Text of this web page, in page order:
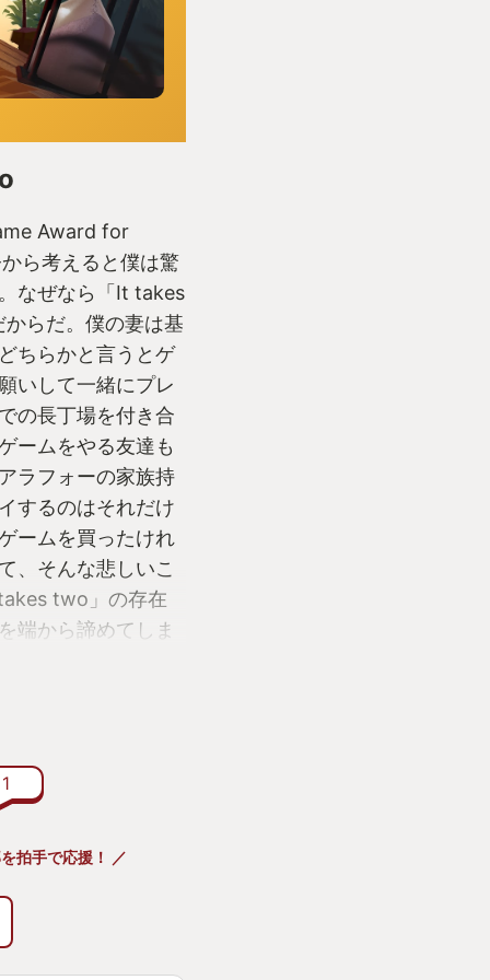
Award for
ら考えると僕は驚
なぜなら「It takes
らだ。僕の妻は基
ちらかと言うとゲ
いして一緒にプレ
の長丁場を付き合
ームをやる友達も
ラフォーの家族持
するのはそれだけ
ームを買ったけれ
、そんな悲しいこ
two」の存在
端から諦めてしま
で「It takes
ならやってみても
かしてやりたい。
も、その少し前に
」はこの「ブラ
ー：ジョセフ・フ
1
拍手で応援！ ／